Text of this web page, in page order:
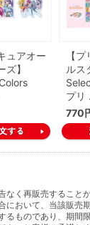
ュアオー
ズ】
【
ルス
プリ
770
く再販売すること
おいて、当該販売
ものであり、期間